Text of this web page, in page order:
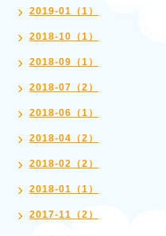
2019-01（1）
2018-10（1）
2018-09（1）
2018-07（2）
2018-06（1）
2018-04（2）
2018-02（2）
2018-01（1）
2017-11（2）